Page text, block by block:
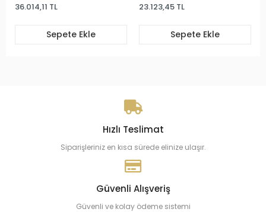
36.014,11 TL
Sepete Ekle
23.123,45 TL
Sepete Ekle
Hızlı Teslimat
Siparişleriniz en kısa sürede elinize ulaşır.
Güvenli Alışveriş
Güvenli ve kolay ödeme sistemi